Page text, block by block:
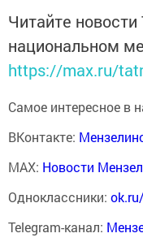
Читайте новости
национальном
https://max.ru/
Самое интересное в
ВКонтакте:
MAX: Новости
Одноклассники:
Telegram-канал: